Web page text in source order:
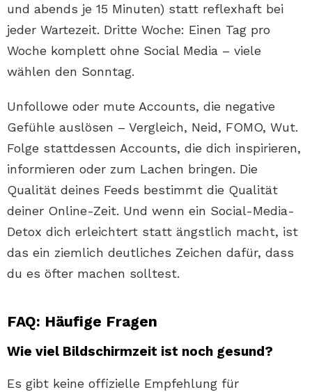
und abends je 15 Minuten) statt reflexhaft bei
jeder Wartezeit. Dritte Woche: Einen Tag pro
Woche komplett ohne Social Media – viele
wählen den Sonntag.
Unfollowe oder mute Accounts, die negative
Gefühle auslösen – Vergleich, Neid, FOMO, Wut.
Folge stattdessen Accounts, die dich inspirieren,
informieren oder zum Lachen bringen. Die
Qualität deines Feeds bestimmt die Qualität
deiner Online-Zeit. Und wenn ein Social-Media-
Detox dich erleichtert statt ängstlich macht, ist
das ein ziemlich deutliches Zeichen dafür, dass
du es öfter machen solltest.
FAQ: Häufige Fragen
Wie viel Bildschirmzeit ist noch gesund?
Es gibt keine offizielle Empfehlung für